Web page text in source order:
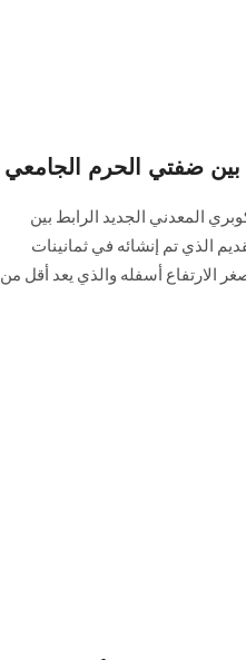
بين ضفتي الحرم الجامعي
المعدني الجديد الرابط بين
الذي تم إنشائه في ثمانينات
الارتفاع أسفله والذي يعد أقل من